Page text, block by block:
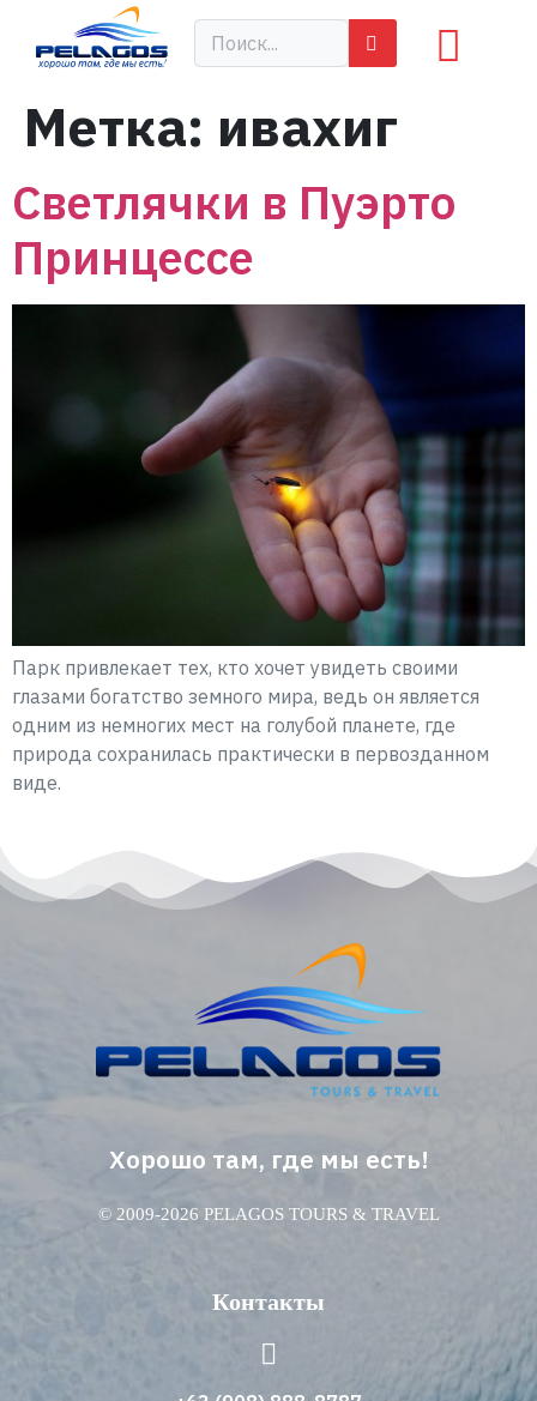
Метка: ивахиг
Светлячки в Пуэрто
Принцессе
Парк привлекает тех, кто хочет увидеть своими
глазами богатство земного мира, ведь он является
одним из немногих мест на голубой планете, где
природа сохранилась практически в первозданном
виде.
Хорошо там, где мы есть!
© 2009-2026 PELAGOS TOURS & TRAVEL
Контакты